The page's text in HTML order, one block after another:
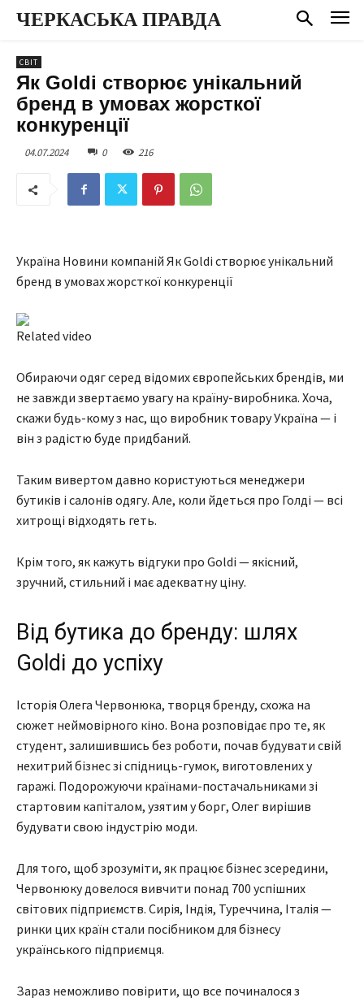
ЧЕРКАСЬКА ПРАВДА
СВІТ
Як Goldi створює унікальний
бренд в умовах жорсткої
конкуренції
04.07.2024 0 216
Україна Новини компаній Як Goldi створює унікальний
бренд в умовах жорсткої конкуренції
Related video
Обираючи одяг серед відомих європейських брендів, ми
не завжди звертаємо увагу на країну-виробника. Хоча,
скажи будь-кому з нас, що виробник товару Україна — і
він з радістю буде придбаний.
Таким вивертом давно користуються менеджери
бутиків і салонів одягу. Але, коли йдеться про Голді — всі
хитрощі відходять геть.
Крім того, як кажуть відгуки про Goldi — якісний,
зручний, стильний і має адекватну ціну.
Від бутика до бренду: шлях
Goldi до успіху
Історія Олега Червонюка, творця бренду, схожа на
сюжет неймовірного кіно. Вона розповідає про те, як
студент, залишившись без роботи, почав будувати свій
нехитрий бізнес зі спідниць-гумок, виготовлених у
гаражі. Подорожуючи країнами-постачальниками зі
стартовим капіталом, узятим у борг, Олег вирішив
будувати свою індустрію моди.
Для того, щоб зрозуміти, як працює бізнес зсередини,
Червонюку довелося вивчити понад 700 успішних
світових підприємств. Сирія, Індія, Туреччина, Італія —
ринки цих країн стали посібником для бізнесу
українського підприємця.
Зараз неможливо повірити, що все починалося з